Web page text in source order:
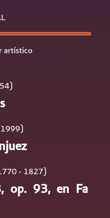
artístico
- 1827)
op. 93, en Fa